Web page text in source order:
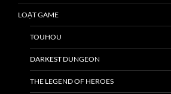
LOẠT GAME
TOUHOU
DARKEST DUNGEON
THE LEGEND OF HEROES